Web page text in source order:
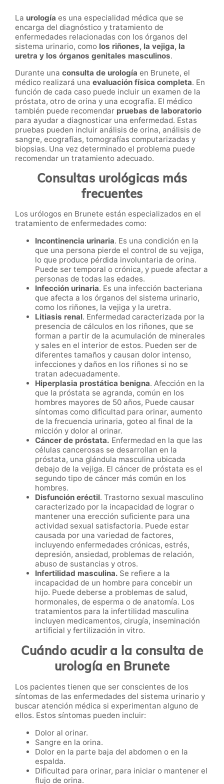
La urología es una especialidad médica que se
encarga del diagnóstico y tratamiento de
enfermedades relacionadas con los órganos del
sistema urinario, como los riñones, la vejiga, la
uretra y los órganos genitales masculinos.
Durante una consulta de urología en Brunete, el
médico realizará una evaluación física completa. En
función de cada caso puede incluir un examen de la
próstata, otro de orina y una ecografía. El médico
también puede recomendar pruebas de laboratorio
para ayudar a diagnosticar una enfermedad. Estas
pruebas pueden incluir análisis de orina, análisis de
sangre, ecografías, tomografías computarizadas y
biopsias. Una vez determinado el problema puede
recomendar un tratamiento adecuado.
Consultas urológicas más
frecuentes
Los urólogos en Brunete están especializados en el
tratamiento de enfermedades como:
Incontinencia urinaria. Es una condición en la
que una persona pierde el control de su vejiga,
lo que produce pérdida involuntaria de orina.
Puede ser temporal o crónica, y puede afectar a
personas de todas las edades.
Infección urinaria. Es una infección bacteriana
que afecta a los órganos del sistema urinario,
como los riñones, la vejiga y la uretra.
Litiasis renal. Enfermedad caracterizada por la
presencia de cálculos en los riñones, que se
forman a partir de la acumulación de minerales
y sales en el interior de estos. Pueden ser de
diferentes tamaños y causan dolor intenso,
infecciones y daños en los riñones si no se
tratan adecuadamente.
Hiperplasia prostática benigna. Afección en la
que la próstata se agranda, común en los
hombres mayores de 50 años, Puede causar
síntomas como dificultad para orinar, aumento
de la frecuencia urinaria, goteo al final de la
micción y dolor al orinar.
Cáncer de próstata. Enfermedad en la que las
células cancerosas se desarrollan en la
próstata, una glándula masculina ubicada
debajo de la vejiga. El cáncer de próstata es el
segundo tipo de cáncer más común en los
hombres.
Disfunción eréctil. Trastorno sexual masculino
caracterizado por la incapacidad de lograr o
mantener una erección suficiente para una
actividad sexual satisfactoria. Puede estar
causada por una variedad de factores,
incluyendo enfermedades crónicas, estrés,
depresión, ansiedad, problemas de relación,
abuso de sustancias y otros.
Infertilidad masculina. Se refiere a la
incapacidad de un hombre para concebir un
hijo. Puede deberse a problemas de salud,
hormonales, de esperma o de anatomía. Los
tratamientos para la infertilidad masculina
incluyen medicamentos, cirugía, inseminación
artificial y fertilización in vitro.
Cuándo acudir a la consulta de
urología en Brunete
Los pacientes tienen que ser conscientes de los
síntomas de las enfermedades del sistema urinario y
buscar atención médica si experimentan alguno de
ellos. Estos síntomas pueden incluir:
Dolor al orinar.
Sangre en la orina.
Dolor en la parte baja del abdomen o en la
espalda.
Dificultad para orinar, para iniciar o mantener el
flujo de orina.